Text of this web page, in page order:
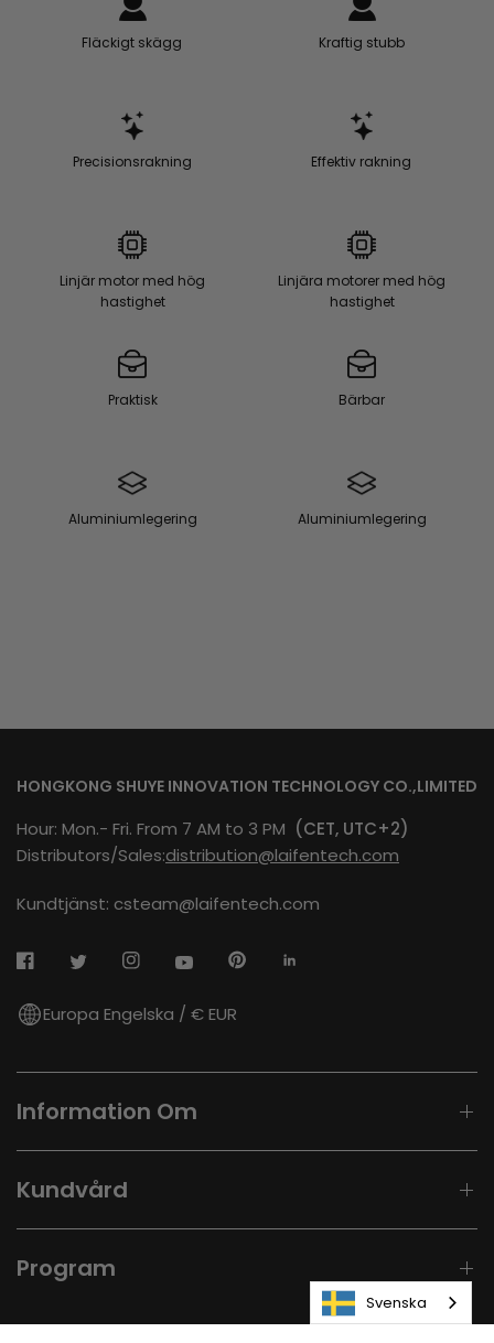
Fläckigt skägg
Precisionsrakning
Linjär motor med hög
hastighet
Praktisk
Aluminiumlegering
Kraftig stubb
Effektiv rakning
Linjära motorer med hög
hastighet
Bärbar
Aluminiumlegering
HONGKONG SHUYE INNOVATION TECHNOLOGY CO.,LIMITED
Hour: Mon.- Fri. From 7 AM to 3 PM (CET, UTC+2)
Distributors/Sales:distribution@laifentech.com
Kundtjänst: csteam@laifentech.com
Europa Engelska / € EUR
Information Om
Kundvård
Program
Svenska